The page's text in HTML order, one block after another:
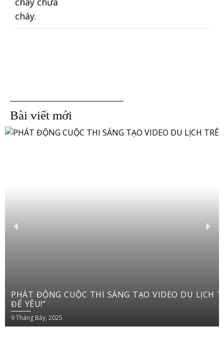
Bài viết mới
PHÁT ĐỘNG CUỘC THI SÁNG TẠO VIDEO DU LỊCH TRÊN YOUTUBE SHORTS “VIỆT NAM: ĐI
ĐỂ YÊU!”
9 Tháng Bảy, 2025